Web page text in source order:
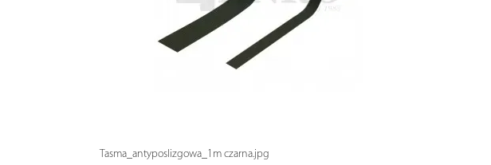
Tasma_antyposlizgowa_1m czarna.jpg